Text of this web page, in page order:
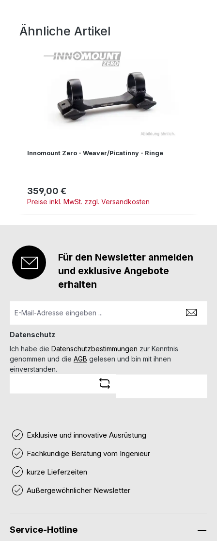
Produktgalerie überspringen
Ähnliche Artikel
Innomount Zero - Weaver/Picatinny - Ringe
Regulärer Preis:
359,00 €
Preise inkl. MwSt. zzgl. Versandkosten
Für den Newsletter anmelden
und exklusive Angebote
erhalten
Datenschutz
Ich habe die Datenschutzbestimmungen zur Kenntnis
genommen und die AGB gelesen und bin mit ihnen
einverstanden.
Exklusive und innovative Ausrüstung
Fachkundige Beratung vom Ingenieur
kurze Lieferzeiten
Außergewöhnlicher Newsletter
Service-Hotline